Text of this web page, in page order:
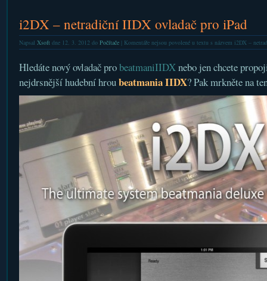
i2DX – netradiční IIDX ovladač pro iPad
Napsal Xsoftdne 12. 3. 2012 do Počítače| Komentáře nejsou povolenéu textu s názvem i2DX –
Hledáte nový ovladač probeatmaniIIDXnebo jen chcete
nejdrsnější hudební hroubeatmania IIDX? Pak mrkněte na